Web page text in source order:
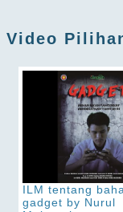
Video
ILM tentang
gadget by Nurul